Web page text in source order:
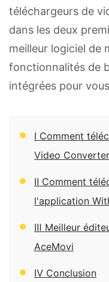
téléchargeurs de
dans les deux
meilleur logiciel de
fonctionnalités de
intégrées pour
Ⅰ Comment
Video
Ⅱ Comment
l'application
Ⅲ Meilleur
AceMovi
Ⅳ Conclusion